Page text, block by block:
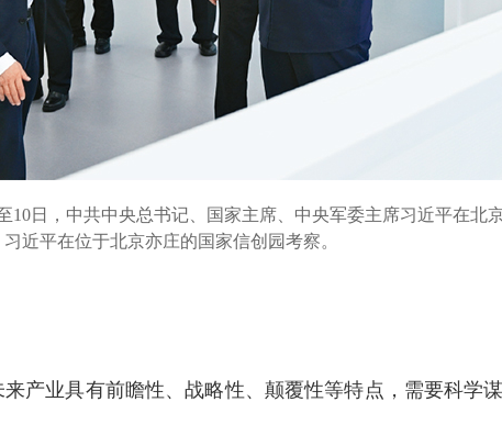
日，中共中央总书记、国家主席、中央军委主席习近平在北
近平在位于北京亦庄的国家信创园考察。
来产业具有前瞻性、战略性、颠覆性等特点，需要科学